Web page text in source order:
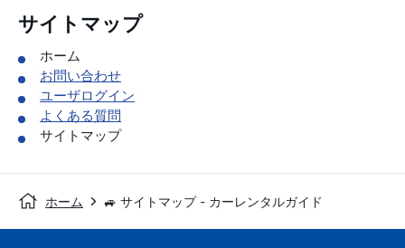
サイトマップ
ホーム
お問い合わせ
ユーザログイン
よくある質問
サイトマップ
ホーム 🚙 サイトマップ - カーレンタルガイド